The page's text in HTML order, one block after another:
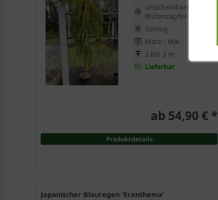
Unscheinbare
Blütenzapfen
Sonnig
März - Mai
2 bis 3 m
Lieferbar
ab 54,90 € *
Produktdetails
Japanischer Blauregen 'Eranthema'